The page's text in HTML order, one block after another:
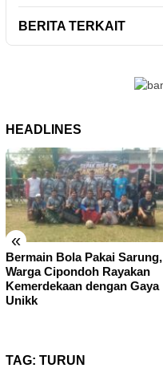
BERITA TERKAIT
HEADLINES
«
Bermain Bola Pakai Sarung,
Warga Cipondoh Rayakan
Kemerdekaan dengan Gaya
Unikk
TAG: TURUN